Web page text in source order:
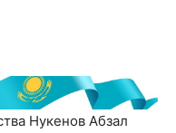
Нукенов Абзал